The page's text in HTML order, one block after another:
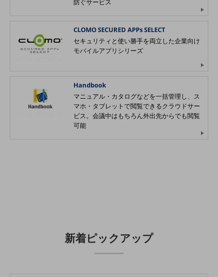
解決するヒントをお届けする記事サイト
お役立ち資料ダウンロード
トレンド記事特集
サービス・ソリューション
課題やニーズに合ったサービスをご紹介し、
中堅中小企業のビジネスをサポート！
お悩みから見つけるTOP
ネットワーク
防ぐサービス
CLOMO SECURED APPs SELECT
セキュリティと使い勝手を両立した企業向け
モバイルアプリシリーズ
Handbook
マニュアル・カタログなどを一括管理し、ス
マホ・タブレットで閲覧できるクラウドサー
ビス。会議中はもちろん外出先からでも閲覧
可能
新着ピックアップ